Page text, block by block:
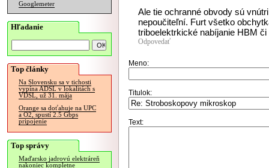
Googlemeter
Hľadanie
Top články
Na Slovensku sa v tichosti
vypína ADSL v lokalitách s
VDSL, už 31. mája
Orange sa doťahuje na UPC
a O2, spustí 2.5 Gbps
pripojenie
Top správy
Maďarsko jadrovú elektráreň
nakoniec kompletne
Ale tie ochranné obvody sú
nepoučiteľní. Furt všetko
triboelektrkické nabíjanie HBM
Odpovedať
Meno:
Titulok:
Text: